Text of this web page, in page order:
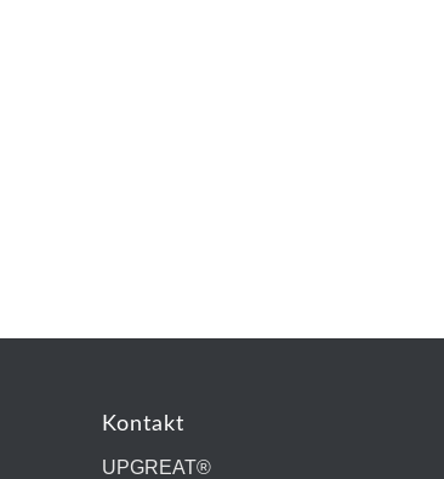
Kontakt
UPGREAT®